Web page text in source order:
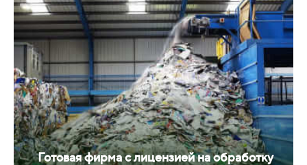
Готовая фирма с лицензией на обработку